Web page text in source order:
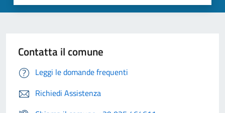
Contatta il comune
Leggi le domande frequenti
Richiedi Assistenza